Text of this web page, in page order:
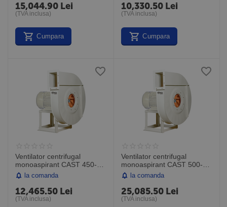
15,044.90 Lei
(TVA inclusa)
Cumpara
10,330.50 Lei
(TVA inclusa)
Cumpara
Ventilator centrifugal
monoaspirant CAST 450-
2T-5.5 IE3, debit maxim
1800 mc/h, Sodeca Spania
la comanda
12,465.50 Lei
(TVA inclusa)
Ventilator centrifugal
monoaspirant CAST 500-
2T-10 IE3, debit maxim
2500 mc/h, Sodeca Spania
la comanda
25,085.50 Lei
(TVA inclusa)